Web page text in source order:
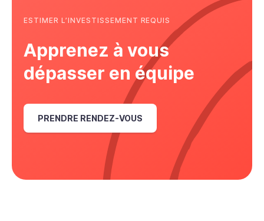
ESTIMER L’INVESTISSEMENT REQUIS
Apprenez à vous
dépasser en équipe
PRENDRE RENDEZ-VOUS